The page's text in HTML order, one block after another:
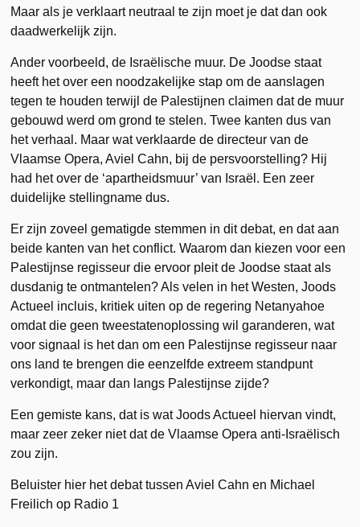
Maar als je verklaart neutraal te zijn moet je dat dan ook
daadwerkelijk zijn.
Ander voorbeeld, de Israëlische muur. De Joodse staat
heeft het over een noodzakelijke stap om de aanslagen
tegen te houden terwijl de Palestijnen claimen dat de muur
gebouwd werd om grond te stelen. Twee kanten dus van
het verhaal. Maar wat verklaarde de directeur van de
Vlaamse Opera, Aviel Cahn, bij de persvoorstelling? Hij
had het over de ‘apartheidsmuur’ van Israël. Een zeer
duidelijke stellingname dus.
Er zijn zoveel gematigde stemmen in dit debat, en dat aan
beide kanten van het conflict. Waarom dan kiezen voor een
Palestijnse regisseur die ervoor pleit de Joodse staat als
dusdanig te ontmantelen? Als velen in het Westen, Joods
Actueel incluis, kritiek uiten op de regering Netanyahoe
omdat die geen tweestatenoplossing wil garanderen, wat
voor signaal is het dan om een Palestijnse regisseur naar
ons land te brengen die eenzelfde extreem standpunt
verkondigt, maar dan langs Palestijnse zijde?
Een gemiste kans, dat is wat Joods Actueel hiervan vindt,
maar zeer zeker niet dat de Vlaamse Opera anti-Israëlisch
zou zijn.
Beluister hier het debat tussen Aviel Cahn en Michael
Freilich op Radio 1